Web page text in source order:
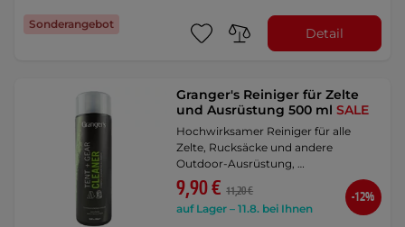
Sonderangebot
Detail
Granger's Reiniger für Zelte
und Ausrüstung 500 mlSALE
Hochwirksamer Reiniger für alle
Zelte, Rucksäcke und andere
Outdoor-Ausrüstung, …
9,90 € 11,20 €
auf Lager – 11.8. bei Ihnen
-12%